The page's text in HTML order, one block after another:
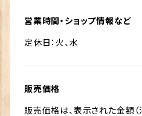
営業時間・ショップ情報など
定休日：火、水
販売価格
販売価格は、表示された金額（